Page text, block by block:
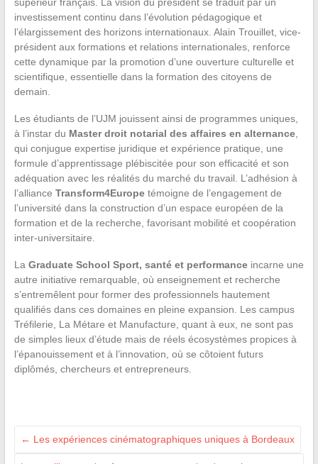
investissement continu dans l’évolution pédagogique et
l’élargissement des horizons internationaux. Alain Trouillet, vice-
président aux formations et relations internationales, renforce
cette dynamique par la promotion d’une ouverture culturelle et
scientifique, essentielle dans la formation des citoyens de
demain.
Les étudiants de l’UJM jouissent ainsi de programmes uniques,
à l’instar du Master droit notarial des affaires en alternance,
qui conjugue expertise juridique et expérience pratique, une
formule d’apprentissage plébiscitée pour son efficacité et son
adéquation avec les réalités du marché du travail. L’adhésion à
l’alliance Transform4Europetémoigne de l’engagement de
l’université dans la construction d’un espace européen de la
formation et de la recherche, favorisant mobilité et coopération
inter-universitaire.
La Graduate School Sport, santé et performanceincarne une
autre initiative remarquable, où enseignement et recherche
s’entremêlent pour former des professionnels hautement
qualifiés dans ces domaines en pleine expansion. Les campus
Tréfilerie, La Métare et Manufacture, quant à eux, ne sont pas
de simples lieux d’étude mais de réels écosystèmes propices à
l’épanouissement et à l’innovation, où se côtoient futurs
diplômés, chercheurs et entrepreneurs.
← Les expériences cinématographiques uniques à Bordeaux